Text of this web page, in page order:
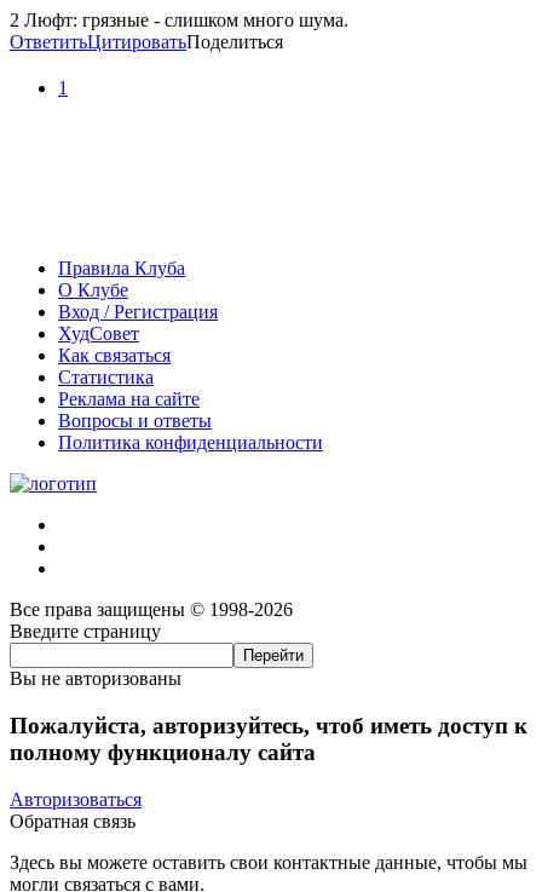
2 Люфт: грязные - слишком много шума.
ОтветитьЦитироватьПоделиться
1
Правила Клуба
О Клубе
Вход / Регистрация
ХудСовет
Как связаться
Статистика
Реклама на сайте
Вопросы и ответы
Политика конфиденциальности
Все права защищены © 1998-2026
Введите страницу
Вы не авторизованы
Пожалуйста, авторизуйтесь, чтоб иметь доступ к
полному функционалу сайта
Авторизоваться
Обратная связь
Здесь вы можете оставить свои контактные данные, чтобы мы
могли связаться с вами.